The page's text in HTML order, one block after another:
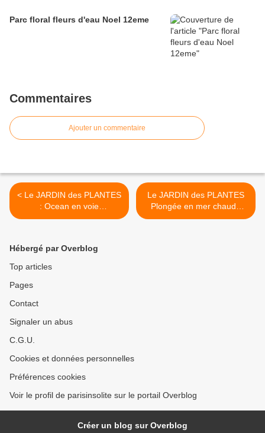
Parc floral fleurs d'eau Noel 12eme
Commentaires
Ajouter un commentaire
< Le JARDIN des PLANTES
: Ocean en voie
d'illumination 5eme
Le JARDIN des PLANTES
Plongée en mer chaude
5eme >
Hébergé par Overblog
Top articles
Pages
Contact
Signaler un abus
C.G.U.
Cookies et données personnelles
Préférences cookies
Voir le profil de parisinsolite sur le portail Overblog
Créer un blog sur Overblog